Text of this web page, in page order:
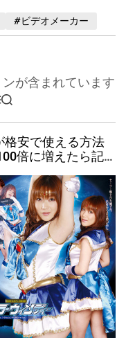
#ビデオメーカー
が含まれています
S
e
a
r
c
h
格安で使える方法
倍に増えたら記